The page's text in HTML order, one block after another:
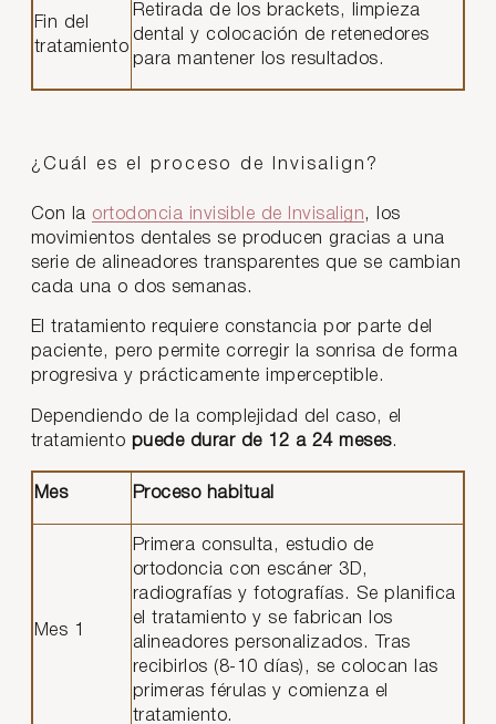
Fin del
tratamiento
Retirada de los brackets, limpieza
dental y colocación de retenedores
para mantener los resultados.
¿Cuál es el proceso de Invisalign?
Con la ortodoncia invisible de Invisalign , los
movimientos dentales se producen gracias a una
serie de alineadores transparentes que se cambian
cada una o dos semanas.
El tratamiento requiere constancia por parte del
paciente, pero permite corregir la sonrisa de forma
progresiva y prácticamente imperceptible.
Dependiendo de la complejidad del caso, el
tratamiento puede durar de 12 a 24 meses.
Mes Proceso habitual
Mes 1
Primera consulta, estudio de
ortodoncia con escáner 3D,
radiografías y fotografías. Se planifica
el tratamiento y se fabrican los
alineadores personalizados. Tras
recibirlos (8-10 días), se colocan las
primeras férulas y comienza el
tratamiento.